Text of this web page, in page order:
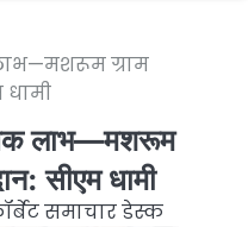
ग्राम
लाभ—मशरूम
सीएम धामी
समाचार डेस्क